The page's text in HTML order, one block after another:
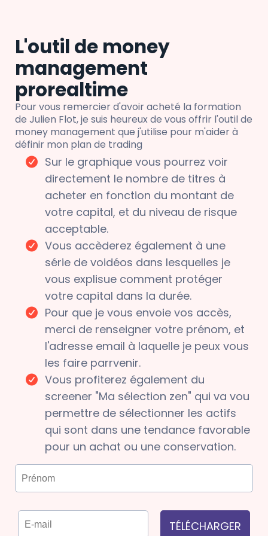
L'outil de money
management
prorealtime
Pour vous remercier d'avoir acheté la formation
de Julien Flot, je suis heureux de vous offrir l'outil de
money management que j'utilise pour m'aider à
définir mon plan de trading
Sur le graphique vous pourrez voir
directement le nombre de titres à
acheter en fonction du montant de
votre capital, et du niveau de risque
acceptable.
Vous accèderez également à une
série de voidéos dans lesquelles je
vous explisue comment protéger
votre capital dans la durée.
Pour que je vous envoie vos accès,
merci de renseigner votre prénom, et
l'adresse email à laquelle je peux vous
les faire parrvenir.
Vous profiterez également du
screener "Ma sélection zen" qui va vou
permettre de sélectionner les actifs
qui sont dans une tendance favorable
pour un achat ou une conservation.
TÉLÉCHARGER